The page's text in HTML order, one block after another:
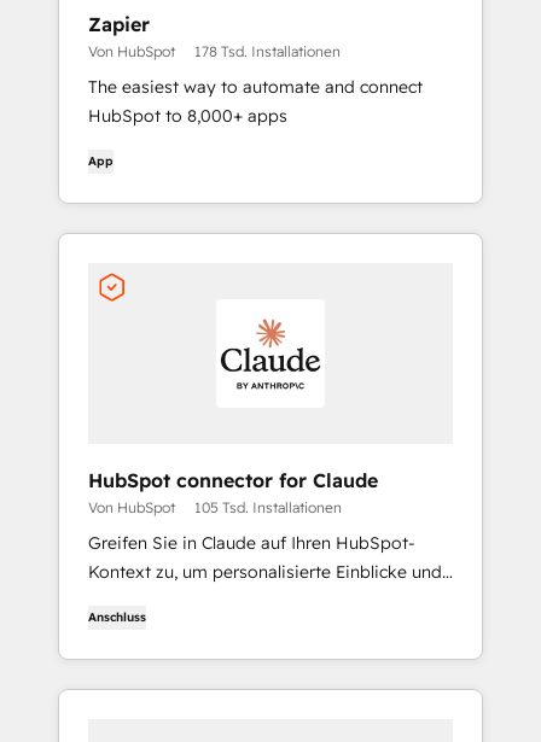
Zapier
Von HubSpot 178 Tsd. Installationen
The easiest way to automate and connect
HubSpot to 8,000+ apps
App
HubSpot connector for Claude
Von HubSpot 105 Tsd. Installationen
Greifen Sie in Claude auf Ihren HubSpot-
Kontext zu, um personalisierte Einblicke und
CRM-Datensätze zu erstellen und zu
aktualisieren.
Anschluss